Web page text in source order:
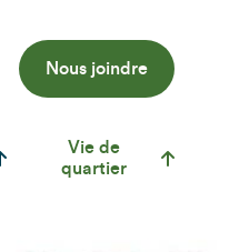
Nous joindre
Vie de
quartier